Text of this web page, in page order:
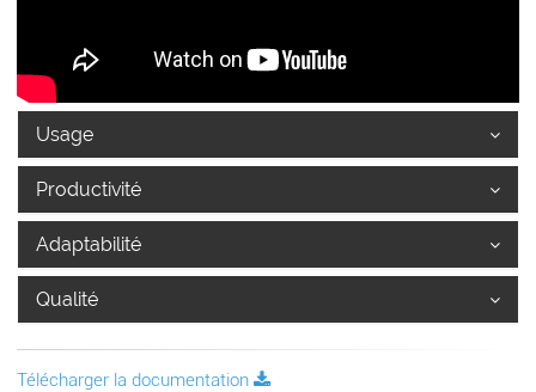
Usage
Productivité
Adaptabilité
Qualité
Télécharger la documentation